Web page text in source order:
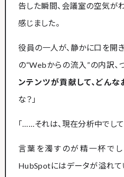
告した瞬間、会議室の空気が
感じました。
役員の一人が、静かに口を開き
の“Webからの流入”の内訳、
ンテンツが貢献して、どん
な？」
「……それは、現在分析中でして
言葉を濁すのが精一杯でし
HubSpotにはデータが溢れて